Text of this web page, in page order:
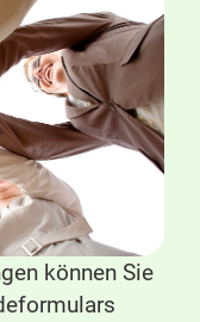
können Sie